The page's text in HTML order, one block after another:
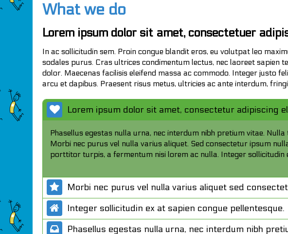
What we do
Lorem ipsum dolor sit amet, consectetuer
In ac sollicitudin sem. Proin congue blandit eros, eu volutpat leo
sodales purus. Cras ultrices condimentum lectus, nec laoreet sapien
dolor. Maecenas facilisis eleifend massa ac commodo. Integer justo
arcu et dapibus. Praesent risus metus, ultricies ac ante interdum,
Lorem ipsum dolor sit amet, consectetur adipiscing
Phasellus egestas nulla urna, nec interdum nibh pretium vitae.
Morbi nec purus vel nulla varius aliquet. Sed consectetur ipsum
porttitor turpis, a fermentum nisi lorem ac nulla. Integer sollicitudin
Morbi nec purus vel nulla varius aliquet sed
Integer sollicitudin ex at sapien congue pellentesque.
Phasellus egestas nulla urna, nec interdum nibh